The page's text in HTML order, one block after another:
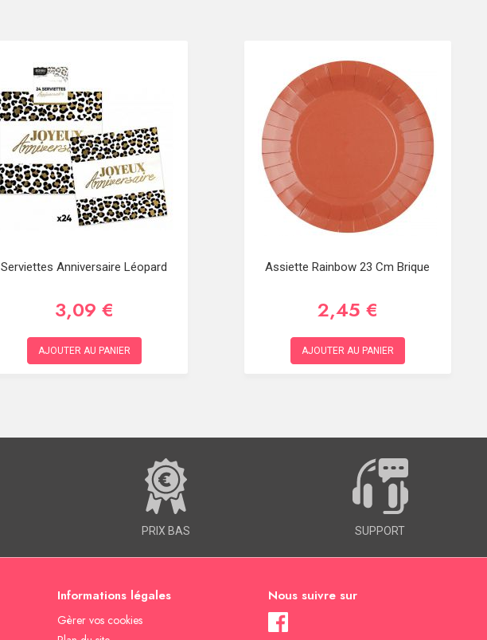
Serviettes Anniversaire Léopard
3,09 €
AJOUTER AU PANIER
Assiette Rainbow 23 Cm Brique
2,45 €
AJOUTER AU PANIER
PRIX BAS SUPPORT
Informations légales
Gèrer vos cookies
Nous suivre sur